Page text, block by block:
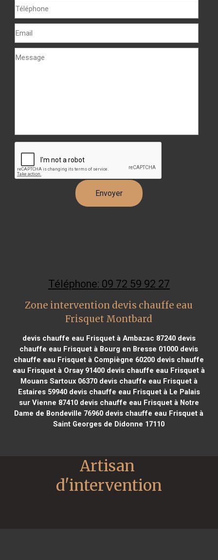
Téléphone: 09 72 59 92 27
Zone intervention devis chauffe eau
Frisquet Montbard
devis chauffe eau Frisquet à Ambazac 87240devis
chauffe eau Frisquet à Bourg en Bresse 01000 devis
chauffe eau Frisquet à Compiègne 60200 devis chauffe
eau Frisquet à Orsay 91400 devis chauffe eau Frisquet à
Mouans Sartoux 06370devis chauffe eau Frisquet à
Estaires 59940devis chauffe eau Frisquet à Le Palais
sur Vienne 87410devis chauffe eau Frisquet à Notre
Dame de Bondeville 76960 devis chauffe eau Frisquet à
Saint Georges de Didonne 17110
Artisan
d'intervention